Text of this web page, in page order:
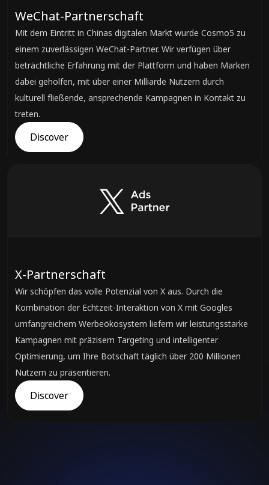
WeChat-Partnerschaft
Mit dem Eintritt in Chinas digitalen Markt wurde Cosmo5 zu
einem zuverlässigen WeChat-Partner. Wir verfügen über
beträchtliche Erfahrung mit der Plattform und haben Marken
dabei geholfen, mit über einer Milliarde Nutzern durch
kulturell fließende, ansprechende Kampagnen in Kontakt zu
treten.
Discover
X-Partnerschaft
Wir schöpfen das volle Potenzial von X aus. Durch die
Kombination der Echtzeit-Interaktion von X mit Googles
umfangreichem Werbeökosystem liefern wir leistungsstarke
Kampagnen mit präzisem Targeting und intelligenter
Optimierung, um Ihre Botschaft täglich über 200 Millionen
Nutzern zu präsentieren.
Discover